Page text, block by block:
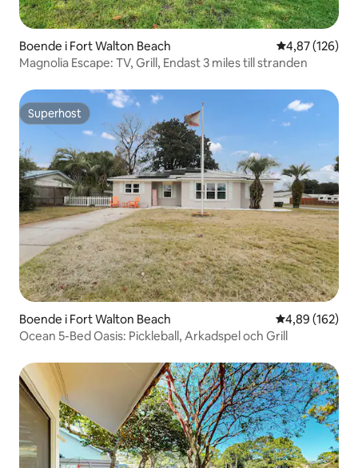
Boende i Fort Walton Beach 4,87 av 5 i
4,87 (126)
Magnolia Escape: TV, Grill, Endast 3 miles till stranden
Superhost
Superhost
Boende i Fort Walton Beach 4,89 av 5 i
4,89 (162)
Ocean 5-Bed Oasis: Pickleball, Arkadspel och Grill